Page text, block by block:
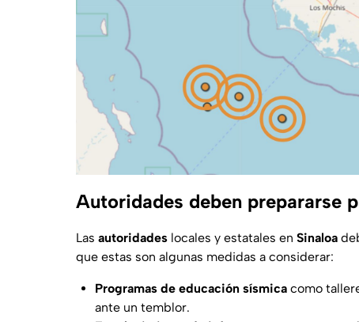
Autoridades deben prepararse
Las autoridades locales y estatales en Sinaloa
que estas son algunas medidas a considerar:
Programas de educación sísmica como
ante un temblor.